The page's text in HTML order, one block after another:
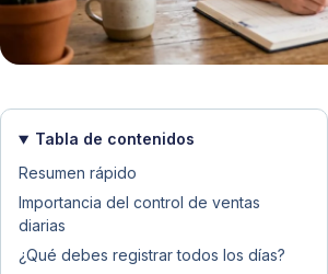
Tabla de contenidos
Resumen rápido
Importancia del control de ventas
diarias
¿Qué debes registrar todos los días?